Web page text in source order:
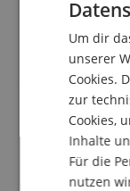
System
Die Lieferung
nur 4 Sterne
Macht was
Bewertung von
verifizierter
Um dir
unserer
Cookies.
zur
Cookies,
Inhalte
Für die
nutzen